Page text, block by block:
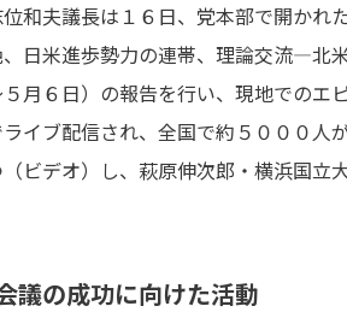
和夫議長は１６日、党本部で開かれ
日米進歩勢力の連帯、理論交流―北
月６日）の報告を行い、現地でのエ
イブ配信され、全国で約５０００人
ビデオ）し、萩原伸次郎・横浜国立
議の成功に向けた活動